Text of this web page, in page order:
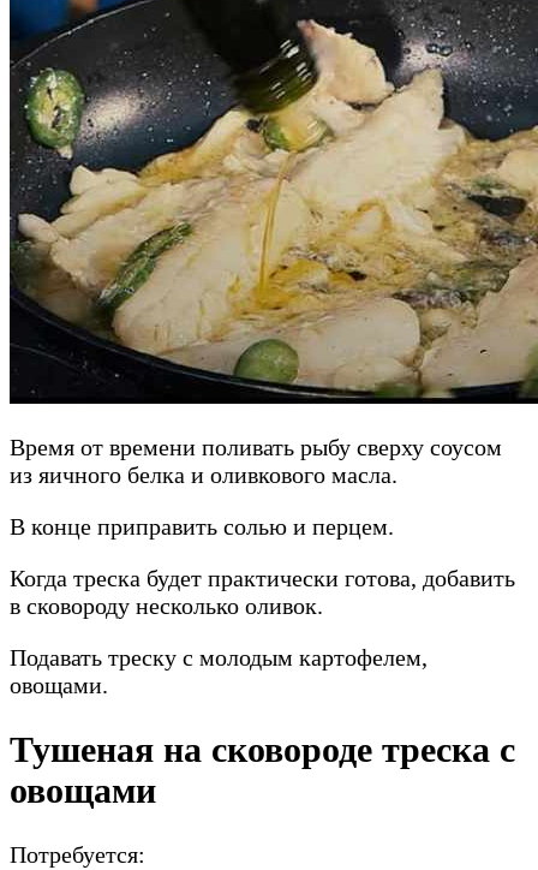
Время от времени поливать рыбу сверху соусом
из яичного белка и оливкового масла.
В конце приправить солью и перцем.
Когда треска будет практически готова, добавить
в сковороду несколько оливок.
Подавать треску с молодым картофелем,
овощами.
Тушеная на сковороде треска с
овощами
Потребуется: